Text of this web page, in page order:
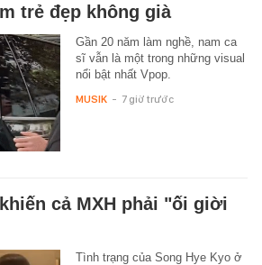
trẻ đẹp không già
Gần 20 năm làm nghề, nam ca
sĩ vẫn là một trong những visual
nổi bật nhất Vpop.
MUSIK - 7 giờ trước
cả MXH phải "ối giời
Tình trạng của Song Hye Kyo ở